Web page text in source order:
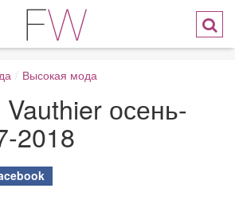
/ Высокая мода
осень-
2018